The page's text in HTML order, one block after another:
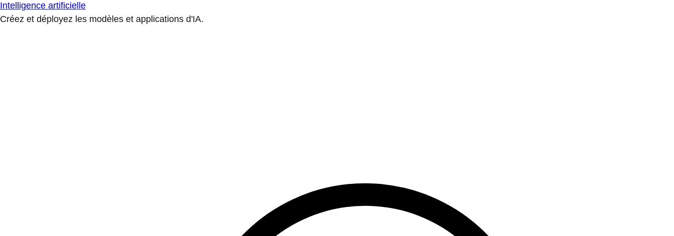
Intelligence artificielle
Créez et déployez les modèles et applications d'IA.